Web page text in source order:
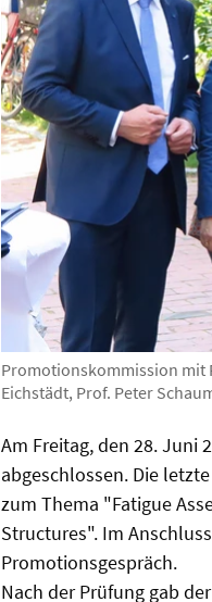
Promotionskommission mit
Eichstädt, Prof. Peter
Am Freitag, den 28. Juni
abgeschlossen. Die
zum Thema "Fatigue
Structures". Im
Promotionsgespräch.
Nach der Prüfung gab